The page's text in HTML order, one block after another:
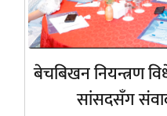
बेचबिखन नियन्त्रण
सांसदसँग